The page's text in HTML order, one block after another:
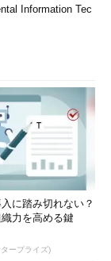
Information Tec
に踏み切れない？
力を高める鍵
ープライズ)